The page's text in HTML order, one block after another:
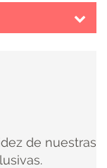
de nuestras